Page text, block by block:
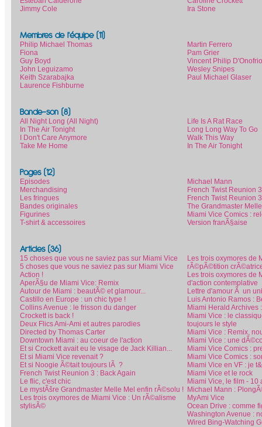
Jimmy Cole
Ira Stone
Membres de l'équipe (11)
Philip Michael Thomas
Fiona
Guy Boyd
John Leguizamo
Keith Szarabajka
Laurence Fishburne
Martin Ferrero
Pam Grier
Vincent Philip D'Onofrio
Wesley Snipes
Paul Michael Glaser
Bande-son (8)
All Night Long (All Night)
In The Air Tonight
I Don't Care Anymore
Take Me Home
Life Is A Rat Race
Long Long Way To Go
Walk This Way
In The Air Tonight
Pages (12)
Episodes
Merchandising
Les fringues
Bandes originales
Figurines
T-shirt & accessoires
Michael Mann
French Twist Reunion
French Twist Reunion
The Grandmaster
Miami Vice Comics :
Version franÃ§aise
Articles (36)
15 choses que vous ne saviez pas sur Miami Vice
5 choses que vous ne saviez pas sur Miami Vice
Action !
AperÃ§u de Miami Vice: Remix
Autour de Miami : beautÃ© et glamour...
Castillo en Europe : un chic type !
Collins Avenue : le frisson du danger
Crockett is back !
Deux Flics Ami-Ami et autres parodies
Directed by Thomas Carter
Downtown Miami : au coeur de l'action
Et si Crockett avait eu le visage de Jack Killian...
Et si Miami Vice revenait ?
Et si Noogie Ã©tait toujours lÃ ?
French Twist Reunion 3 : Back Again
Le flic, c'est chic
Le mystÃšre Grandmaster Melle Mel enfin rÃ©solu !
Les trois oxymores de Miami Vice : Un rÃ©alisme
stylisÃ©
Les trois oxymores de
rÃ©pÃ©tition
Les trois oxymores de
d'action contemplative
Lettre d'amour Ã un
Luis Antonio Ramos :
Miami Herald Archives
Miami Vice : le
toujours le style
Miami Vice : Remix,
Miami Vice : une
Miami Vice Comics :
Miami Vice Comics :
Miami Vice en VF : je
Miami Vice et le rock
Miami Vice, le film -
Michael Mann :
MyAmi Vice
Ocean Drive : comme
Washington Avenue :
Wired Bing-Watching